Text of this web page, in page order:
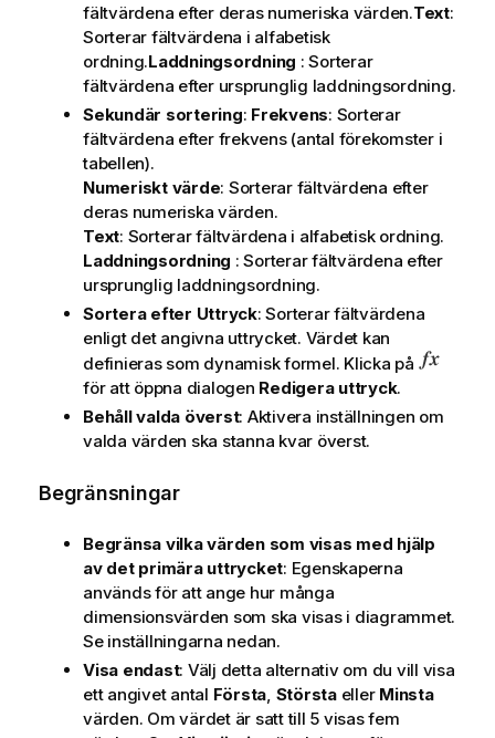
fältvärdena efter deras numeriska värden.Text:
Sorterar fältvärdena i alfabetisk
ordning.Laddningsordning : Sorterar
fältvärdena efter ursprunglig laddningsordning.
Sekundär sortering: Frekvens: Sorterar
fältvärdena efter frekvens (antal förekomster i
tabellen).
Numeriskt värde: Sorterar fältvärdena efter
deras numeriska värden.
Text: Sorterar fältvärdena i alfabetisk ordning.
Laddningsordning : Sorterar fältvärdena efter
ursprunglig laddningsordning.
Sortera efter Uttryck: Sorterar fältvärdena
enligt det angivna uttrycket. Värdet kan
definieras som dynamisk formel. Klicka på
för att öppna dialogen Redigera uttryck.
Behåll valda överst: Aktivera inställningen om
valda värden ska stanna kvar överst.
Begränsningar
Begränsa vilka värden som visas med hjälp
av det primära uttrycket: Egenskaperna
används för att ange hur många
dimensionsvärden som ska visas i diagrammet.
Se inställningarna nedan.
Visa endast: Välj detta alternativ om du vill visa
ett angivet antal Första Störstaeller Minsta
värden. Om värdet är satt till 5 visas fem